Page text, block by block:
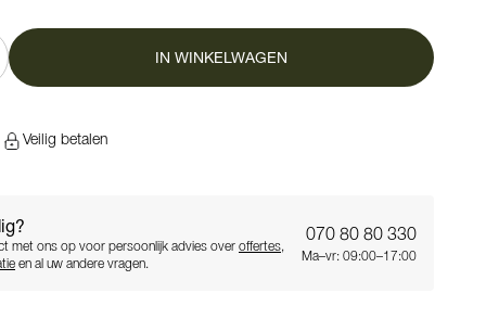
IN WINKELWAGEN
Veilig betalen
met ons op voor persoonlijk advies over offertes,
en al uw andere vragen.
070 80 80 330
Ma–vr: 09:00–17:00